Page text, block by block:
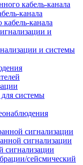
кабель-канала
канала
канала
и системы
для системы
сигнализации
сигнализации
сигнализации
сейсмический